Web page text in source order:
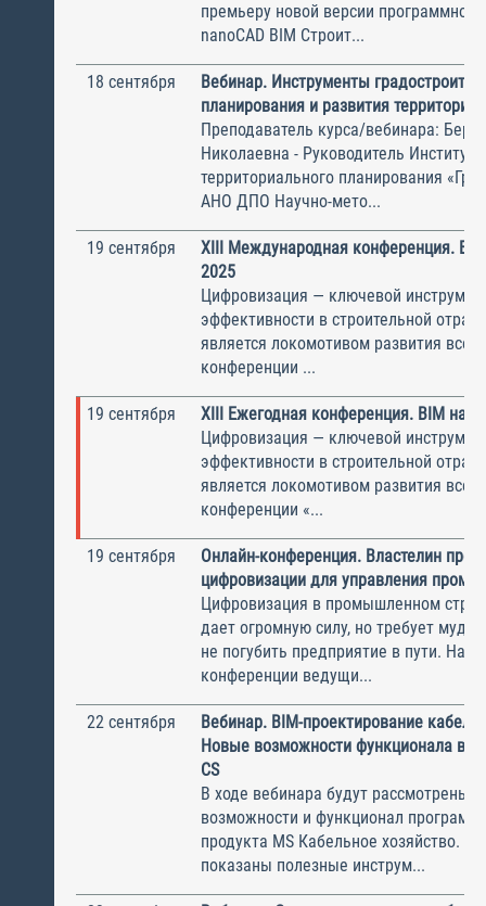
премьеру новой версии
nanoCAD BIM Строит...
18 сентября
Вебинар. Инструменты
планирования и развития территорий
Преподаватель курса/вебинара:
Николаевна - Руководитель Института
территориального планирования
АНО ДПО Научно-мето...
19 сентября
XIII Международная конференция.
2025
Цифровизация — ключевой
эффективности в строительной
является локомотивом развития
конференции ...
19 сентября
XIII Ежегодная конференция. BIM на
Цифровизация — ключевой
эффективности в строительной
является локомотивом развития
конференции «...
19 сентября
Онлайн-конференция. Властелин
цифровизации для управления
Цифровизация в промышленном
дает огромную силу, но требует
не погубить предприятие в пути. На
конференции ведущи...
22 сентября
Вебинар. BIM-проектирование
Новые возможности функционала в
CS
В ходе вебинара будут рассмотрены
возможности и функционал
продукта MS Кабельное хозяйство. А
показаны полезные инструм...